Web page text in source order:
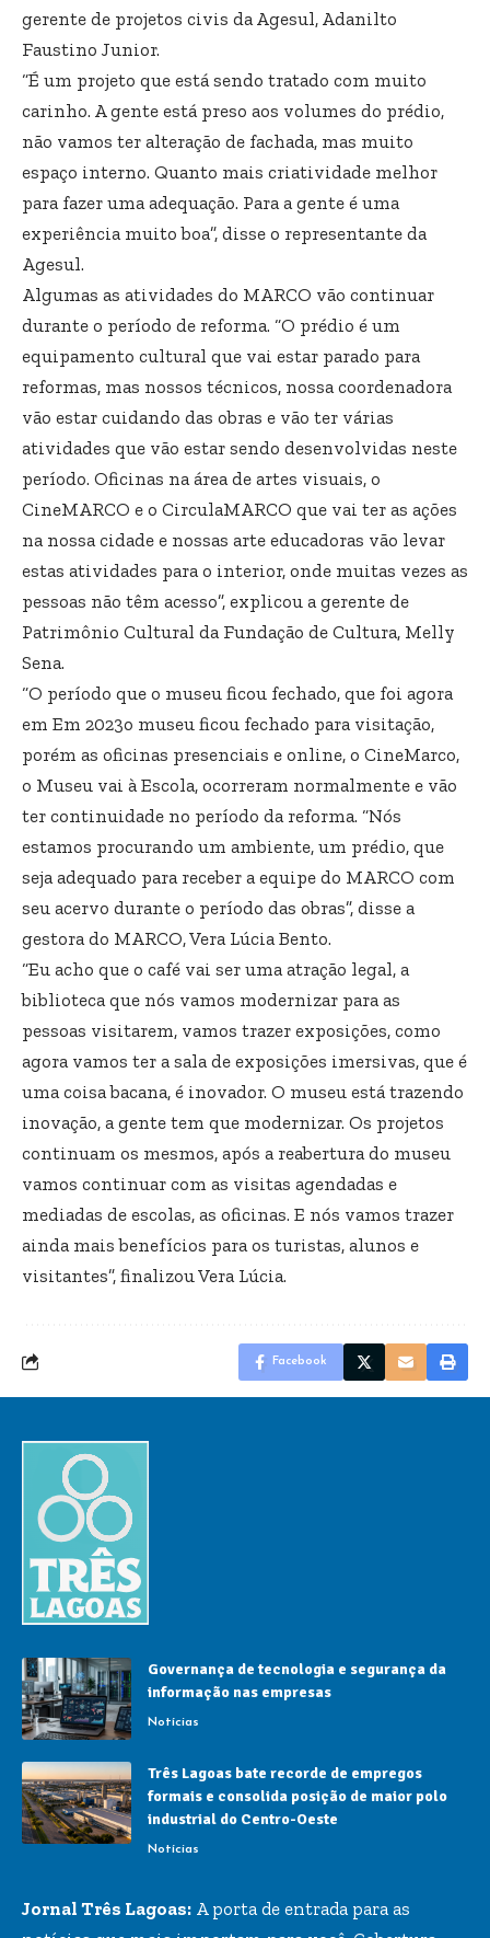
gerente de projetos civis da Agesul, Adanilto
Faustino Junior.
“É um projeto que está sendo tratado com muito
carinho. A gente está preso aos volumes do prédio,
não vamos ter alteração de fachada, mas muito
espaço interno. Quanto mais criatividade melhor
para fazer uma adequação. Para a gente é uma
experiência muito boa”, disse o representante da
Agesul.
Algumas as atividades do MARCO vão continuar
durante o período de reforma. “O prédio é um
equipamento cultural que vai estar parado para
reformas, mas nossos técnicos, nossa coordenadora
vão estar cuidando das obras e vão ter várias
atividades que vão estar sendo desenvolvidas neste
período. Oficinas na área de artes visuais, o
CineMARCO e o CirculaMARCO que vai ter as ações
na nossa cidade e nossas arte educadoras vão levar
estas atividades para o interior, onde muitas vezes as
pessoas não têm acesso”, explicou a gerente de
Patrimônio Cultural da Fundação de Cultura, Melly
Sena.
“O período que o museu ficou fechado, que foi agora
em Em 2023o museu ficou fechado para visitação,
porém as oficinas presenciais e online, o CineMarco,
o Museu vai à Escola, ocorreram normalmente e vão
ter continuidade no período da reforma. “Nós
estamos procurando um ambiente, um prédio, que
seja adequado para receber a equipe do MARCO com
seu acervo durante o período das obras”, disse a
gestora do MARCO, Vera Lúcia Bento.
“Eu acho que o café vai ser uma atração legal, a
biblioteca que nós vamos modernizar para as
pessoas visitarem, vamos trazer exposições, como
agora vamos ter a sala de exposições imersivas, que é
uma coisa bacana, é inovador. O museu está trazendo
inovação, a gente tem que modernizar. Os projetos
continuam os mesmos, após a reabertura do museu
vamos continuar com as visitas agendadas e
mediadas de escolas, as oficinas. E nós vamos trazer
ainda mais benefícios para os turistas, alunos e
visitantes”, finalizou Vera Lúcia.
Facebook
Governança de tecnologia e segurança da
informação nas empresas
Notícias
Três Lagoas bate recorde de empregos
formais e consolida posição de maior polo
industrial do Centro-Oeste
Notícias
Jornal Três Lagoas: A porta de entrada para as